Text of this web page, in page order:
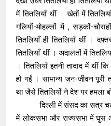
में तितलियाँ थीं । खेतों में
गलियों-मोहल्लों में , सड़कों-
तितलियाँ ही तितलियाँ थीं ।
तितलियाँ थीं । अदालतों में
। तितलियाँ इतनी तादाद में थीं
हो गईं । सामान्य जन-जीवन पूरी
था जैसे तितलियों ने देश पर हमला
दिल्ली में संसद का सत्र चल
में लोकसभा और राज्यसभा में घुस